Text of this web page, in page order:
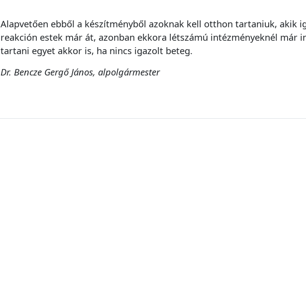
Alapvetően ebből a készítményből azoknak kell otthon tartaniuk, akik
reakción estek már át, azonban ekkora létszámú intézményeknél már
tartani egyet akkor is, ha nincs igazolt beteg.
Dr. Bencze Gergő János, alpolgármester